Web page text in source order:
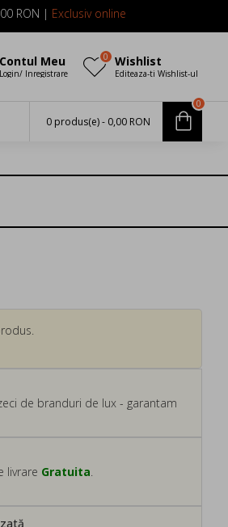
RON | Exclusiv online
Contul Meu
Login/ Inregistrare
Wishlist
Editeaza-ti Wishlist-ul
0
0 produs(e) - 0,00 RON
0
de branduri de lux - garantam
livrare Gratuita.